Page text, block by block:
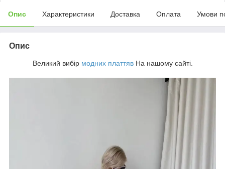
Опис Характеристики Доставка Оплата Умови
Опис
Великий вибір модних платтявНа нашому сайті.